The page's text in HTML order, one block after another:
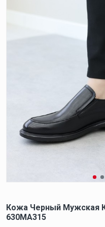
Кожа Черный Мужская
630MA315